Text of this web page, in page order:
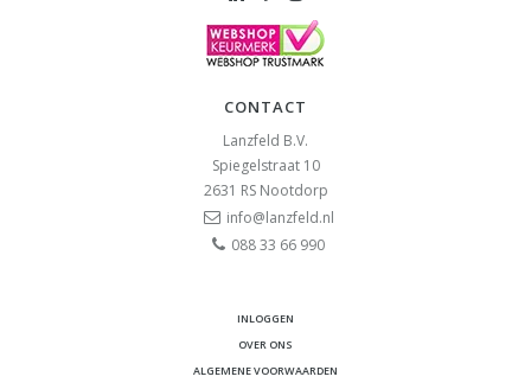
CONTACT
Lanzfeld B.V.
Spiegelstraat 10
2631 RS Nootdorp
info@lanzfeld.nl
088 33 66 990
INLOGGEN
OVER ONS
ALGEMENE VOORWAARDEN